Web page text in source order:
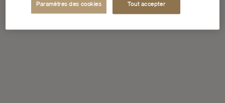
Paramètres des cookies Tout accepter